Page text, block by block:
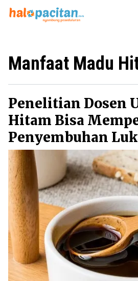
Home
Manfaat Madu
Penelitian Dosen
Hitam Bisa
Penyembuhan